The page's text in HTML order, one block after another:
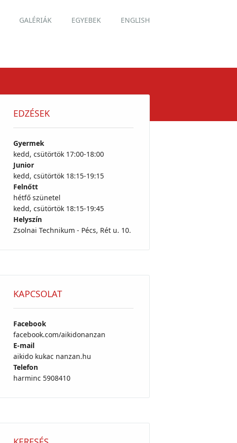
GALÉRIÁK EGYEBEK ENGLISH
EDZÉSEK
Gyermek
kedd, csütörtök 17:00-18:00
Junior
kedd, csütörtök 18:15-19:15
Felnőtt
hétfő szünetel
kedd, csütörtök 18:15-19:45
Helyszín
Zsolnai Technikum - Pécs, Rét u. 10.
KAPCSOLAT
Facebook
facebook.com/aikidonanzan
E-mail
aikido kukac nanzan.hu
Telefon
harminc 5908410